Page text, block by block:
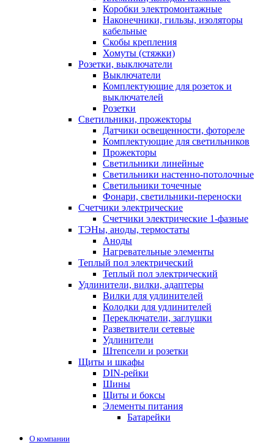
Коробки электромонтажные
Наконечники, гильзы, изоляторы
кабельные
Скобы крепления
Хомуты (стяжки)
Розетки, выключатели
Выключатели
Комплектующие для розеток и
выключателей
Розетки
Светильники, прожекторы
Датчики освещенности, фотореле
Комплектующие для светильников
Прожекторы
Светильники линейные
Светильники настенно-потолочные
Светильники точечные
Фонари, светильники-переноски
Счетчики электрические
Счетчики электрические 1-фазные
ТЭНы, аноды, термостаты
Аноды
Нагревательные элементы
Теплый пол электрический
Теплый пол электрический
Удлинители, вилки, адаптеры
Вилки для удлинителей
Колодки для удлинителей
Переключатели, заглушки
Разветвители сетевые
Удлинители
Штепсели и розетки
Щиты и шкафы
DIN-рейки
Шины
Щиты и боксы
Элементы питания
Батарейки
О компании